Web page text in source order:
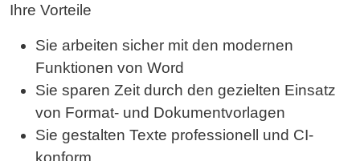
-20.11.2026
02.12.2026
-03.12.2026
Köln %779,45 €*
Buchen
Ihre Vorteile
Sie arbeiten sicher mit den modernen
Funktionen von Word
Sie sparen Zeit durch den gezielten Einsatz
von Format- und Dokumentvorlagen
Sie gestalten Texte professionell und CI-
konform